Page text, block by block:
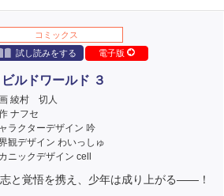
コミックス
試し読みをする
電子版
ビルドワールド ３
綾村 切人
ナフセ
ラクターデザイン 吟
観デザイン わいっしゅ
ニックデザイン cell
と覚悟を携え、少年は成り上がる――！